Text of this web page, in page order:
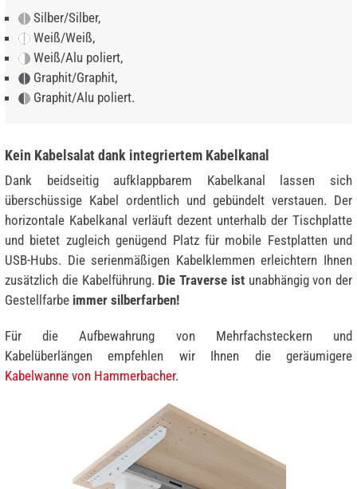
Silber/Silber,
Weiß/Weiß,
Weiß/Alu poliert,
Graphit/Graphit,
Graphit/Alu poliert.
Kein Kabelsalat dank integriertem Kabelkanal
Dank beidseitig aufklappbarem Kabelkanal lassen sich
überschüssige Kabel ordentlich und gebündelt verstauen. Der
horizontale Kabelkanal verläuft dezent unterhalb der Tischplatte
und bietet zugleich genügend Platz für mobile Festplatten und
USB-Hubs. Die serienmäßigen Kabelklemmen erleichtern Ihnen
zusätzlich die Kabelführung. Die Traverse istunabhängig von der
Gestellfarbe immer silberfarben!
Für die Aufbewahrung von Mehrfachsteckern und
Kabelüberlängen empfehlen wir Ihnen die geräumigere
Kabelwanne von Hammerbacher.